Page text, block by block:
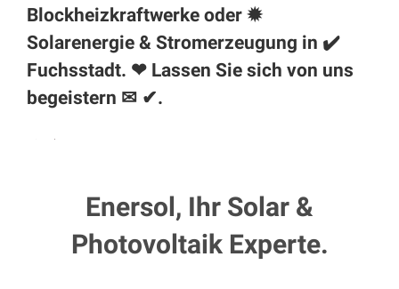
Blockheizkraftwerke oder ✹
Solarenergie & Stromerzeugung in ✔️
Fuchsstadt. ❤ Lassen Sie sich von uns
begeistern ✉ ✔.
Enersol, Ihr Solar &
Photovoltaik Experte.